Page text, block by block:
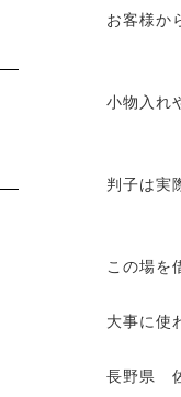
お客様か
小物入れ
判子は実
この場を
大事に使
長野県